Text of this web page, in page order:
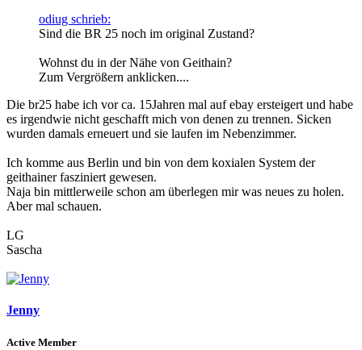
odiug schrieb:
Sind die BR 25 noch im original Zustand?
Wohnst du in der Nähe von Geithain?
Zum Vergrößern anklicken....
Die br25 habe ich vor ca. 15Jahren mal auf ebay ersteigert und habe
es irgendwie nicht geschafft mich von denen zu trennen. Sicken
wurden damals erneuert und sie laufen im Nebenzimmer.
Ich komme aus Berlin und bin von dem koxialen System der
geithainer fasziniert gewesen.
Naja bin mittlerweile schon am überlegen mir was neues zu holen.
Aber mal schauen.
LG
Sascha
Jenny
Active Member